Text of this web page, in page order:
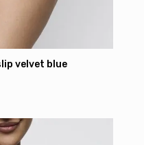
velvet blue